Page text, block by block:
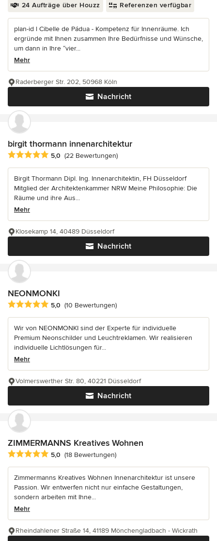
24 Aufträge über Houzz Referenzen verfügbar
plan-id l Cibelle de Pádua - Kompetenz für Innenräume. Ich
ergründe mit Ihnen zusammen Ihre Bedürfnisse und Wünsche,
um dann in Ihre “vier...
Mehr
Nachricht
Raderberger Str. 202, 50968 Köln
birgit thormann innenarchitektur
Durchschnittliche Bewertung: 5 von 5 Sternen
5,0 (22 Bewertungen)
Birgit Thormann Dipl. Ing. Innenarchitektin, FH Düsseldorf
Mitglied der Architektenkammer NRW Meine Philosophie: Die
Räume und ihre Aus...
Mehr
Nachricht
Klosekamp 14, 40489 Düsseldorf
NEONMONKI
Durchschnittliche Bewertung: 5 von 5 Sternen
5,0 (10 Bewertungen)
Wir von NEONMONKI sind der Experte für individuelle
Premium Neonschilder und Leuchtreklamen. Wir realisieren
individuelle Lichtlösungen für...
Mehr
Nachricht
Volmerswerther Str. 80, 40221 Düsseldorf
ZIMMERMANNS Kreatives Wohnen
Durchschnittliche Bewertung: 5 von 5 Sternen
5,0 (18 Bewertungen)
Zimmermanns Kreatives Wohnen Innenarchitektur ist unsere
Passion. Wir entwerfen nicht nur einfache Gestaltungen,
sondern arbeiten mit Ihne...
Mehr
Rheindahlener Straße 14, 41189 Mönchengladbach - Wickrath